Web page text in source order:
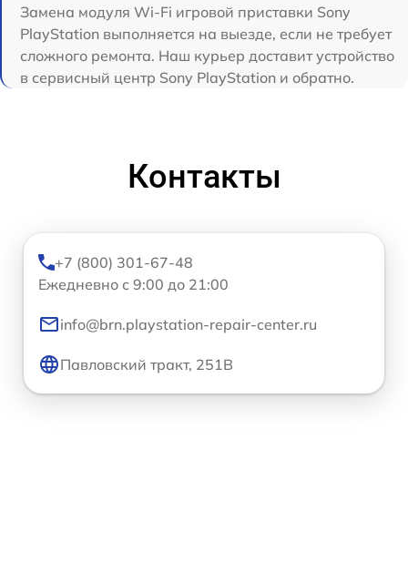
Замена модуля Wi-Fi игровой приставки Sony
PlayStation выполняется на выезде, если не требует
сложного ремонта. Наш курьер доставит устройство
в сервисный центр Sony PlayStation и обратно.
Контакты
+7 (800) 301-67-48
Ежедневно с 9:00 до 21:00
info@brn.playstation-repair-center.ru
Павловский тракт, 251В